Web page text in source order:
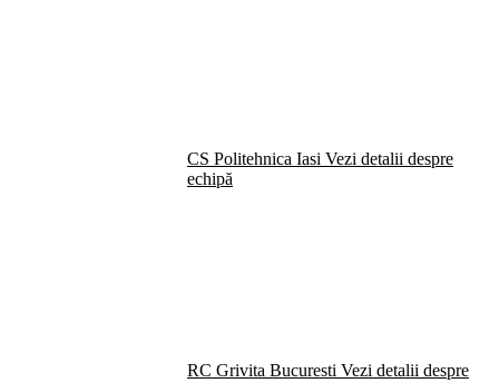
CS Politehnica Iasi Vezi detalii despre
echipă
RC Grivita Bucuresti Vezi detalii despre